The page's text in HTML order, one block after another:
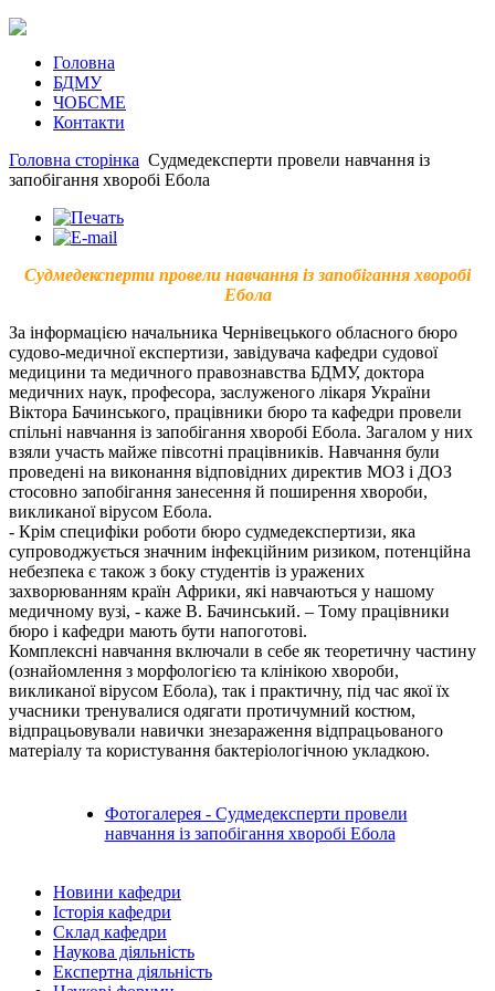
Головна
БДМУ
ЧОБСМЕ
Контакти
Головна сторінка Судмедексперти провели навчання із
запобігання хворобі Ебола
Судмедексперти провели навчання із запобігання хворобі
Ебола
За інформацією начальника Чернівецького обласного бюро
судово-медичної експертизи, завідувача кафедри судової
медицини та медичного правознавства БДМУ, доктора
медичних наук, професора, заслуженого лікаря України
Віктора Бачинського, працівники бюро та кафедри провели
спільні навчання із запобігання хворобі Ебола. Загалом у них
взяли участь майже півсотні працівників. Навчання були
проведені на виконання відповідних директив МОЗ і ДОЗ
стосовно запобігання занесення й поширення хвороби,
викликаної вірусом Ебола.
- Крім специфіки роботи бюро судмедекспертизи, яка
супроводжується значним інфекційним ризиком, потенційна
небезпека є також з боку студентів із уражених
захворюванням країн Африки, які навчаються у нашому
медичному вузі, - каже В. Бачинський. – Тому працівники
бюро і кафедри мають бути напоготові.
Комплексні навчання включали в себе як теоретичну частину
(ознайомлення з морфологією та клінікою хвороби,
викликаної вірусом Ебола), так і практичну, під час якої їх
учасники тренувалися одягати протичумний костюм,
відпрацьовували навички знезараження відпрацьованого
матеріалу та користування бактеріологічною укладкою.
Фотогалерея - Судмедексперти провели
навчання із запобігання хворобі Ебола
Новини кафедри
Історія кафедри
Склад кафедри
Наукова діяльність
Експертна діяльність